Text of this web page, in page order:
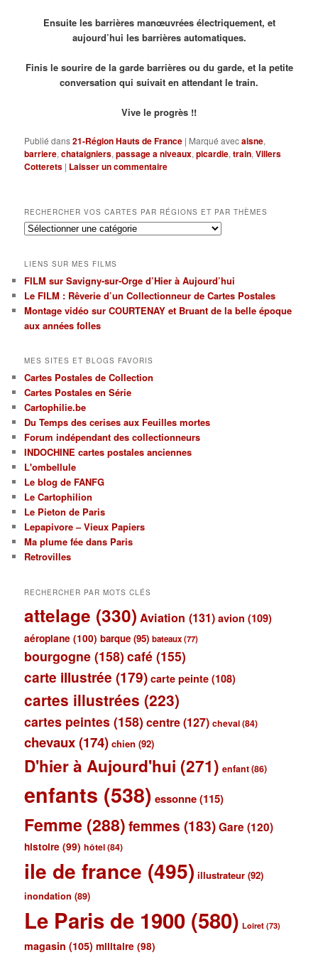
Ensuite les barrières manœuvrées électriquement, et
aujourd’hui les barrières automatiques.
Finis le sourire de la garde barrières ou du garde, et la petite
conversation qui suivait en attendant le train.
Vive le progrès !!
Publié dans21-Région Hauts de France | Marqué avecaisne,
barriere,chataigniers,passage a niveaux,picardie,train,Villers
Cotterets | Laisser un commentaire
RECHERCHER VOS CARTES PAR RÉGIONS ET PAR THÈMES
Rechercher
par
régions
et
par
thèmes
LIENS SUR MES FILMS
FILM sur Savigny-sur-Orge d’Hier à Aujourd’hui
Le FILM : Rêverie d’un Collectionneur de Cartes Postales
Montage vidéo sur COURTENAY et Bruant de la belle époque
aux années folles
MES SITES ET BLOGS FAVORIS
Cartes Postales de Collection
Cartes Postales en Série
Cartophilie.be
Du Temps des cerises aux Feuilles mortes
Forum indépendant des collectionneurs
INDOCHINE cartes postales anciennes
L'ombellule
Le blog de FANFG
Le Cartophilion
Le Pieton de Paris
Lepapivore – Vieux Papiers
Ma plume fée dans Paris
Retrovilles
RECHERCHER PAR MOTS CLÉS
attelage (330) Aviation (131) avion (109)
aéroplane (100) barque (95) bateaux(77)
bourgogne (158) café (155)
carte illustrée (179) carte peinte (108)
cartes illustrées (223)
cartes peintes (158) centre(127) cheval(84)
chevaux(174) chien (92)
D'hier à Aujourd'hui (271) enfant(86)
enfants (538) essonne(115)
Femme (288)femmes (183)Gare (120)
histoire (99) hôtel(84)
ile de france (495) illustrateur (92)
inondation (89)
Le Paris de 1900 (580) Loiret (73)
magasin (105) militaire (98)